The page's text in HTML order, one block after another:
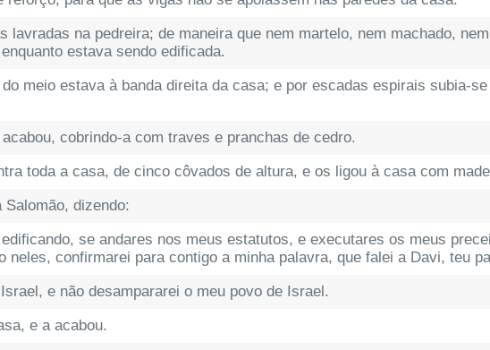
lavradas na pedreira; de maneira que nem martelo, nem machado,
estava sendo edificada.
meio estava à banda direita da casa; e por escadas espirais subia-
cobrindo-a com traves e pranchas de cedro.
toda a casa, de cinco côvados de altura, e os ligou à casa com
Salomão, dizendo:
se andares nos meus estatutos, e executares os meus
neles, confirmarei para contigo a minha palavra, que falei a Davi, teu
e não desampararei o meu povo de Israel.
e a acabou.